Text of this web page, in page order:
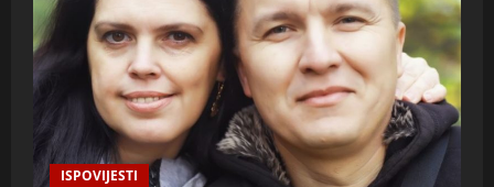
ISPOVIJESTI